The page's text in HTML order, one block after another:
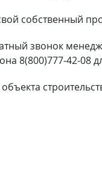
собственный
звонок
8(800)777-42-08